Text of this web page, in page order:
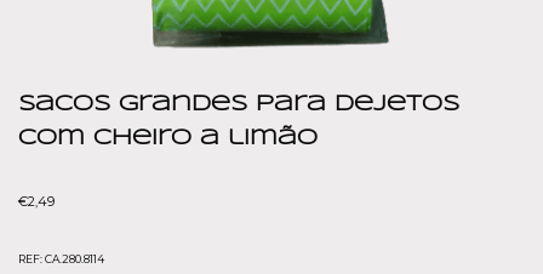
Sacos Grandes para dejetos
com cheiro a limão
€2,49
REF:CA.280.8114